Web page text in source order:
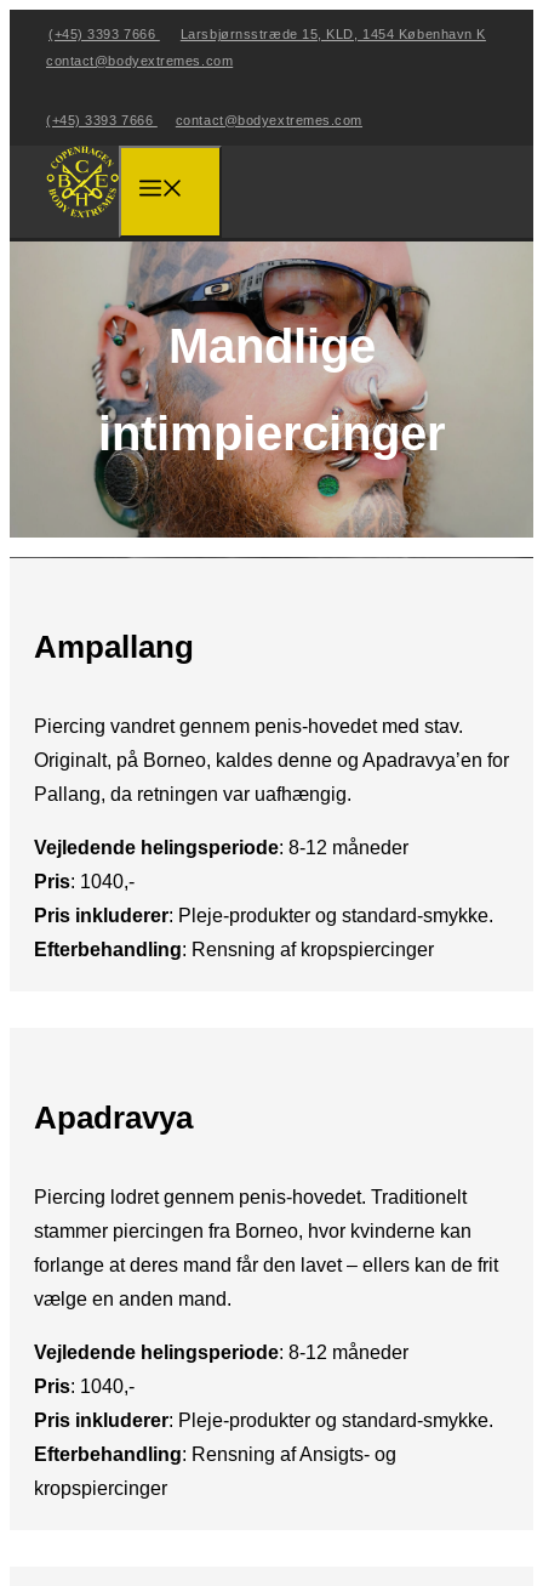
(+45) 3393 7666
Larsbjørnsstræde 15, KLD, 1454 København K
contact@bodyextremes.com
(+45) 3393 7666 contact@bodyextremes.com
Mandlige
intimpiercinger
Ampallang
Piercing vandret gennem penis-hovedet med stav.
Originalt, på Borneo, kaldes denne og Apadravya’en for
Pallang, da retningen var uafhængig.
Vejledende helingsperiode: ​8-12 måneder
Pris: ​1040,-
Pris inkluderer:​ Pleje-produkter og standard-smykke.
Efterbehandling: ​Rensning af kropspiercinger
Apadravya
Piercing lodret gennem penis-hovedet. Traditionelt
stammer piercingen fra Borneo, hvor kvinderne kan
forlange at deres mand får den lavet – ellers kan de frit
vælge en anden mand.
Vejledende helingsperiode: ​8-12 måneder
Pris:​ 1040,-
Pris inkluderer: ​Pleje-produkter og standard-smykke.
Efterbehandling:​ Rensning af Ansigts- og
kropspiercinger